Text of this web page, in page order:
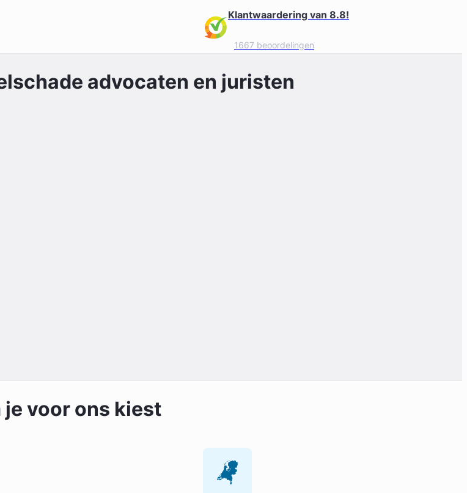
Klantwaardering van 8.8!
1667 beoordelingen
advocaten en juristen
je voor ons kiest